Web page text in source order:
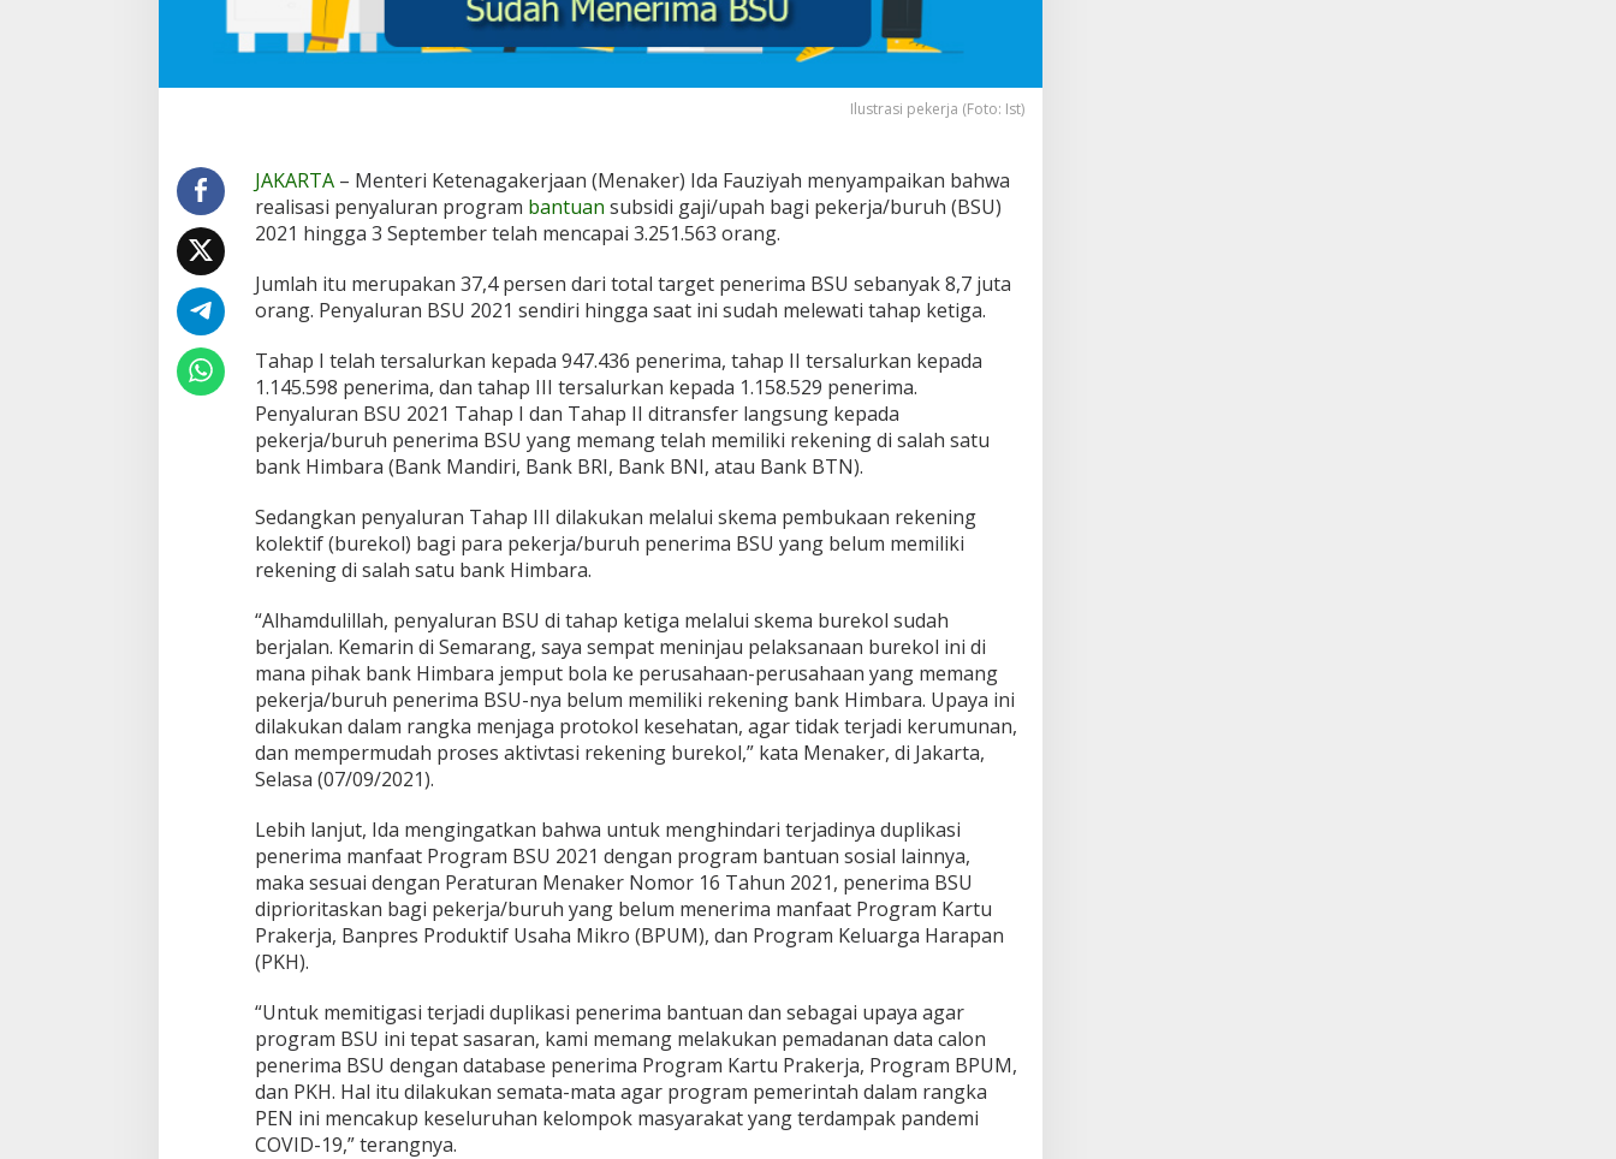
k
a
k
5
J
u
a
e
e
r
i
a
Ilustrasi pekerja (Foto: Ist)
JAKARTA– Menteri Ketenagakerjaan (Menaker) Ida Fauziyah menyampaikan bahwa
realisasi penyaluran program bantuan subsidi gaji/upah bagi pekerja/buruh (BSU)
2021 hingga 3 September telah mencapai 3.251.563 orang.
Jumlah itu merupakan 37,4 persen dari total target penerima BSU sebanyak 8,7 juta
orang. Penyaluran BSU 2021 sendiri hingga saat ini sudah melewati tahap ketiga.
Tahap I telah tersalurkan kepada 947.436 penerima, tahap II tersalurkan kepada
1.145.598 penerima, dan tahap III tersalurkan kepada 1.158.529 penerima.
Penyaluran BSU 2021 Tahap I dan Tahap II ditransfer langsung kepada
pekerja/buruh penerima BSU yang memang telah memiliki rekening di salah satu
bank Himbara (Bank Mandiri, Bank BRI, Bank BNI, atau Bank BTN).
Sedangkan penyaluran Tahap III dilakukan melalui skema pembukaan rekening
kolektif (burekol) bagi para pekerja/buruh penerima BSU yang belum memiliki
rekening di salah satu bank Himbara.
“Alhamdulillah, penyaluran BSU di tahap ketiga melalui skema burekol sudah
berjalan. Kemarin di Semarang, saya sempat meninjau pelaksanaan burekol ini di
mana pihak bank Himbara jemput bola ke perusahaan-perusahaan yang memang
pekerja/buruh penerima BSU-nya belum memiliki rekening bank Himbara. Upaya ini
dilakukan dalam rangka menjaga protokol kesehatan, agar tidak terjadi kerumunan,
dan mempermudah proses aktivtasi rekening burekol,” kata Menaker, di Jakarta,
Selasa (07/09/2021).
Lebih lanjut, Ida mengingatkan bahwa untuk menghindari terjadinya duplikasi
penerima manfaat Program BSU 2021 dengan program bantuan sosial lainnya,
maka sesuai dengan Peraturan Menaker Nomor 16 Tahun 2021, penerima BSU
diprioritaskan bagi pekerja/buruh yang belum menerima manfaat Program Kartu
Prakerja, Banpres Produktif Usaha Mikro (BPUM), dan Program Keluarga Harapan
(PKH).
“Untuk memitigasi terjadi duplikasi penerima bantuan dan sebagai upaya agar
program BSU ini tepat sasaran, kami memang melakukan pemadanan data calon
penerima BSU dengan database penerima Program Kartu Prakerja, Program BPUM,
dan PKH. Hal itu dilakukan semata-mata agar program pemerintah dalam rangka
PEN ini mencakup keseluruhan kelompok masyarakat yang terdampak pandemi
COVID-19,” terangnya.